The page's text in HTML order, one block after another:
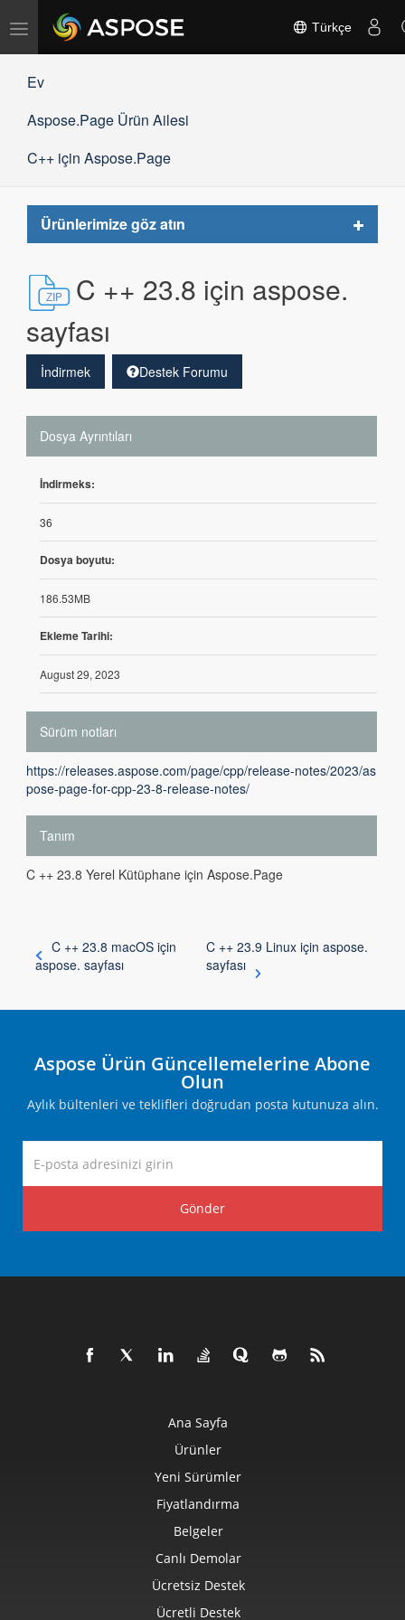
Gezinmeyi
Türkçe
Ev
Aspose.Page Ürün Ailesi
C++ için Aspose.Page
Ürünlerimize göz atın
Toggle
C ++ 23.8 için aspose.
sayfası
İndirmek Destek Forumu
Dosya Ayrıntıları
İndirmeks:
36
Dosya boyutu:
186.53MB
Ekleme Tarihi:
August 29, 2023
Sürüm notları
https://releases.aspose.com/page/cpp/release-notes/2023/as
pose-page-for-cpp-23-8-release-notes/
Tanım
C ++ 23.8 Yerel Kütüphane için Aspose.Page
C ++ 23.8 macOS için
aspose. sayfası
C ++ 23.9 Linux için aspose.
sayfası
Aspose Ürün Güncellemelerine Abone
Olun
Aylık bültenleri ve teklifleri doğrudan posta kutunuza alın.
Gönder
Ana Sayfa
Ürünler
Yeni Sürümler
Fiyatlandırma
Belgeler
Canlı Demolar
Ücretsiz Destek
Ücretli Destek